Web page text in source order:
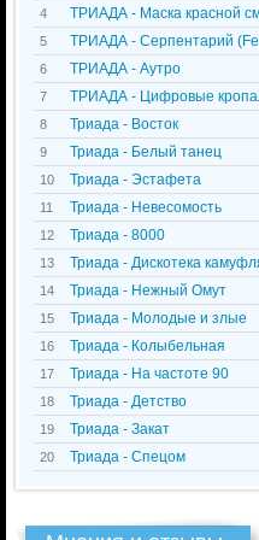
4 ТРИАДА - Маска красной
5 ТРИАДА - Серпентарий
6 ТРИАДА - Аутро
7 ТРИАДА - Цифровые
8 Триада - Восток
9 Триада - Белый танец
10 Триада - Эстафета
11 Триада - Невесомость
12 Триада - 8000
13 Триада - Дискотека
14 Триада - Нежный Омут
15 Триада - Молодые и злые
16 Триада - Колыбельная
17 Триада - На частоте 90
18 Триада - Детство
19 Триада - Закат
20 Триада - Спецом